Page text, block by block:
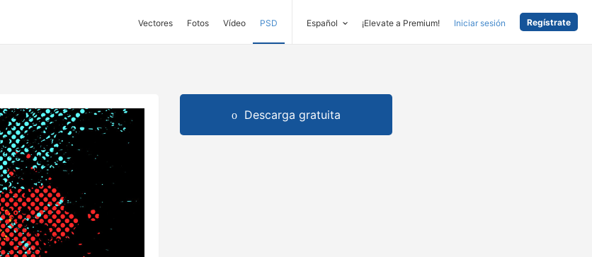
Vectores Fotos Vídeo PSD Español ¡Elevate a Premium! Iniciar sesión Regístrate
Descarga gratuita